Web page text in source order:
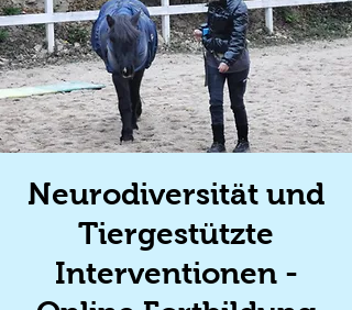
Neurodiversität und
Tiergestützte
Interventionen -